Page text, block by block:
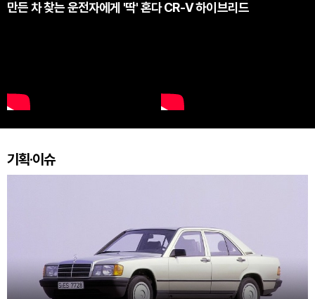
만든 차 찾는 운전자에게 '딱' 혼다 CR-V 하이브리드
기획·이슈